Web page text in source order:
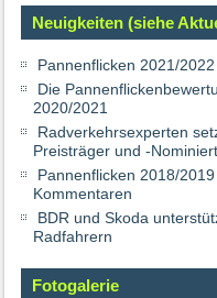
Neuigkeiten (siehe
Pannenflicken 2021/
Die
2020/2021
Radverkehrsexperten
Preisträger und -
Pannenflicken 2018/
Kommentaren
BDR und Skoda
Radfahrern
Fotogalerie